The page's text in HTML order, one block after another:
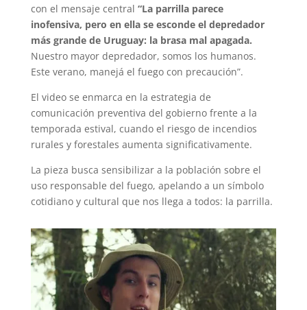
con el mensaje central “La parrilla parece
inofensiva, pero en ella se esconde el depredador
más grande de Uruguay: la brasa mal apagada.
Nuestro mayor depredador, somos los humanos.
Este verano, manejá el fuego con precaución”.
El video se enmarca en la estrategia de
comunicación preventiva del gobierno frente a la
temporada estival, cuando el riesgo de incendios
rurales y forestales aumenta significativamente.
La pieza busca sensibilizar a la población sobre el
uso responsable del fuego, apelando a un símbolo
cotidiano y cultural que nos llega a todos: la parrilla.